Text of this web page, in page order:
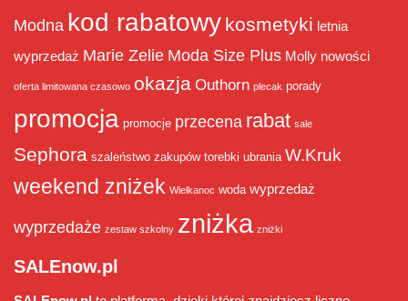
Modna kod rabatowy kosmetyki letnia
wyprzedaż Marie Zelie Moda Size Plus Molly nowości
oferta limitowana czasowo okazja Outhorn plecak porady
promocja promocje przecena rabat sale
Sephora szaleństwo zakupów torebki ubrania W.Kruk
weekend zniżek Wielkanoc woda wyprzedaż
wyprzedaże zestaw szkolny zniżka zniżki
SALEnow.pl